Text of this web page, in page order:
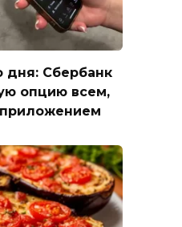
дня: Сбербанк
опцию всем,